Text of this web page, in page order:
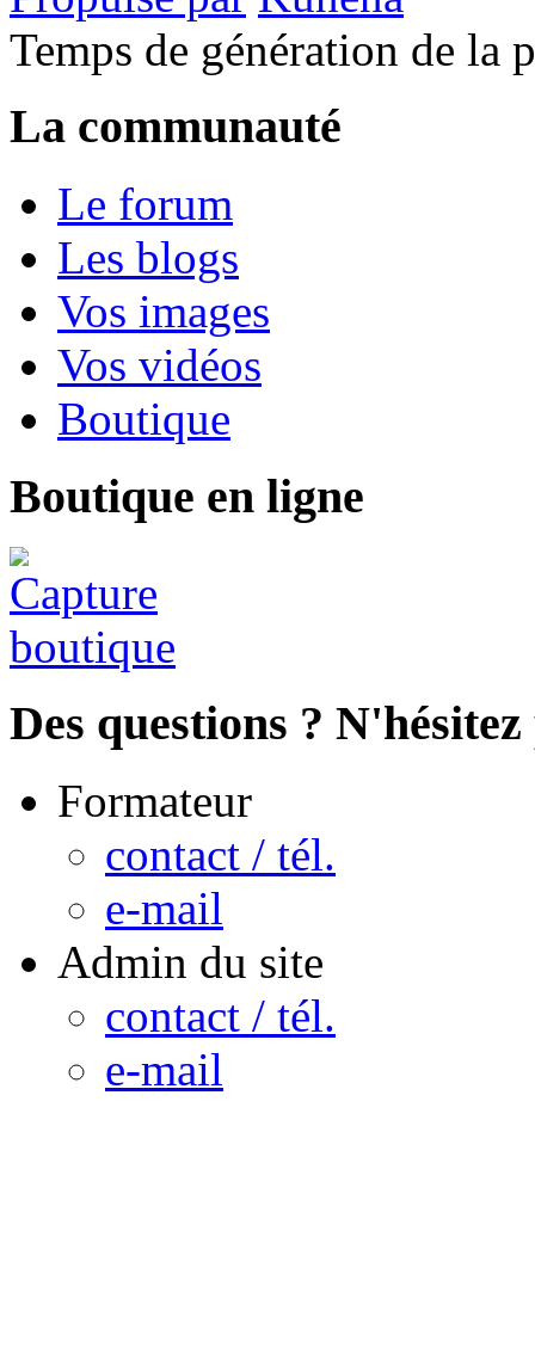
Temps de génération de la
La communauté
Le forum
Les blogs
Vos images
Vos vidéos
Boutique
Boutique en ligne
Des questions ?
Formateur
contact / tél.
e-mail
Admin du site
contact / tél.
e-mail